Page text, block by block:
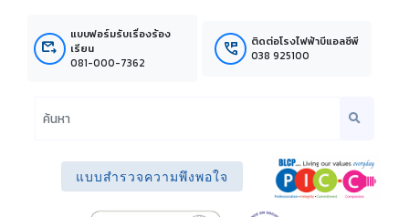
outgoing_mail
แบบฟอร์มรับเรื่องร้อง
เรียน
081-000-7362
perm_phone_msg
ติดต่อโรงไฟฟ้าบีแอลซีพี
038 925100
แบบสำรวจความพึงพอใจ